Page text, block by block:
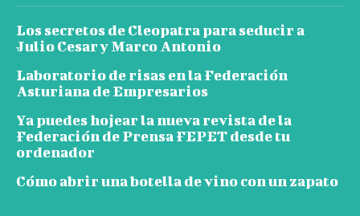
Los secretos de Cleopatra para seducir a
Julio Cesar y Marco Antonio
Laboratorio de risas en la Federación
Asturiana de Empresarios
Ya puedes hojear la nueva revista de la
Federación de Prensa FEPET desde tu
ordenador
Cómo abrir una botella de vino con un zapato